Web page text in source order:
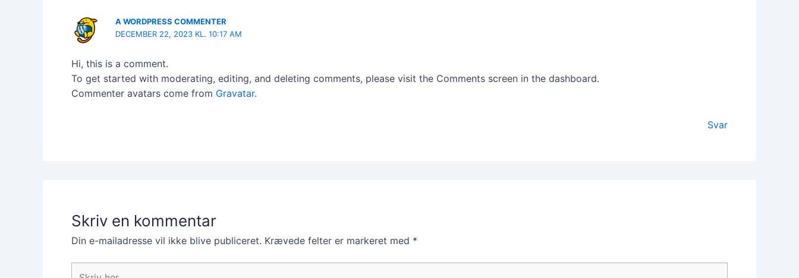
A WORDPRESS COMMENTER
DECEMBER 22, 2023 KL. 10:17 AM
Hi, this is a comment.
To get started with moderating, editing, and deleting comments, please visit the Comments screen in the dashboard.
Commenter avatars come from Gravatar.
Svar
Skriv en kommentar
Din e-mailadresse vil ikke blive publiceret. Krævede felter er markeret med *